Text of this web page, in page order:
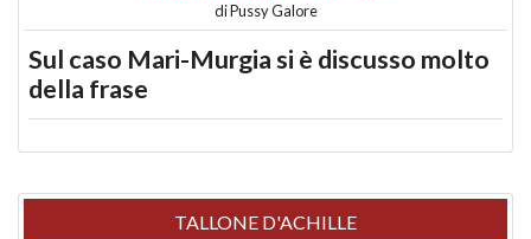
diPussy Galore
Sul caso Mari-Murgia si è discusso molto
della frase
TALLONE D'ACHILLE